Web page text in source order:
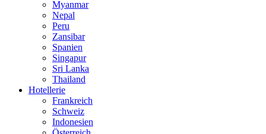
Myanmar
Nepal
Peru
Zansibar
Spanien
Singapur
Sri Lanka
Thailand
Hotellerie
Frankreich
Schweiz
Indonesien